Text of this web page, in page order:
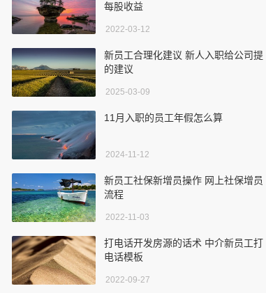
每股收益
2022-03-12
新员工合理化建议 新人入职给公司提
的建议
2025-03-09
11月入职的员工年假怎么算
2024-11-12
新员工社保新增员操作 网上社保增员
流程
2022-11-03
打电话开发房源的话术 中介新员工打
电话模板
2022-09-27